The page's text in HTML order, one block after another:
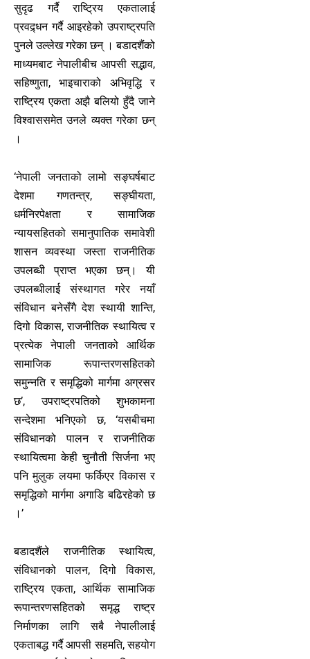
सुदृढ गर्दै राष्ट्रिय एकतालाई
प्रवद्र्धन गर्दै आइरहेको उपराष्ट्रपति
पुनले उल्लेख गरेका छन् । बडादशैंको
माध्यमबाट नेपालीबीच आपसी सद्भाव,
सहिष्णुता, भाइचाराको अभिवृद्धि र
राष्ट्रिय एकता अझै बलियो हुँदै जाने
विश्वाससमेत उनले व्यक्त गरेका छन्
।
‘नेपाली जनताको लामो सङ्घर्षबाट
देशमा गणतन्त्र, सङ्घीयता,
धर्मनिरपेक्षता र सामाजिक
न्यायसहितको समानुपातिक समावेशी
शासन व्यवस्था जस्ता राजनीतिक
उपलब्धी प्राप्त भएका छन्। यी
उपलब्धीलाई संस्थागत गरेर नयाँ
संविधान बनेसँगै देश स्थायी शान्ति,
दिगो विकास, राजनीतिक स्थायित्व र
प्रत्येक नेपाली जनताको आर्थिक
सामाजिक रूपान्तरणसहितको
समुन्नति र समृद्धिको मार्गमा अग्रसर
छ’, उपराष्ट्रपतिको शुभकामना
सन्देशमा भनिएको छ, ‘यसबीचमा
संविधानको पालन र राजनीतिक
स्थायित्वमा केही चुनौती सिर्जना भए
पनि मुलुक लयमा फर्किएर विकास र
समृद्धिको मार्गमा अगाडि बढिरहेको छ
।’
बडादशैंले राजनीतिक स्थायित्व,
संविधानको पालन, दिगो विकास,
राष्ट्रिय एकता, आर्थिक सामाजिक
रूपान्तरणसहितको समृद्ध राष्ट्र
निर्माणका लागि सबै नेपालीलाई
एकताबद्ध गर्दै आपसी सहमति, सहयोग